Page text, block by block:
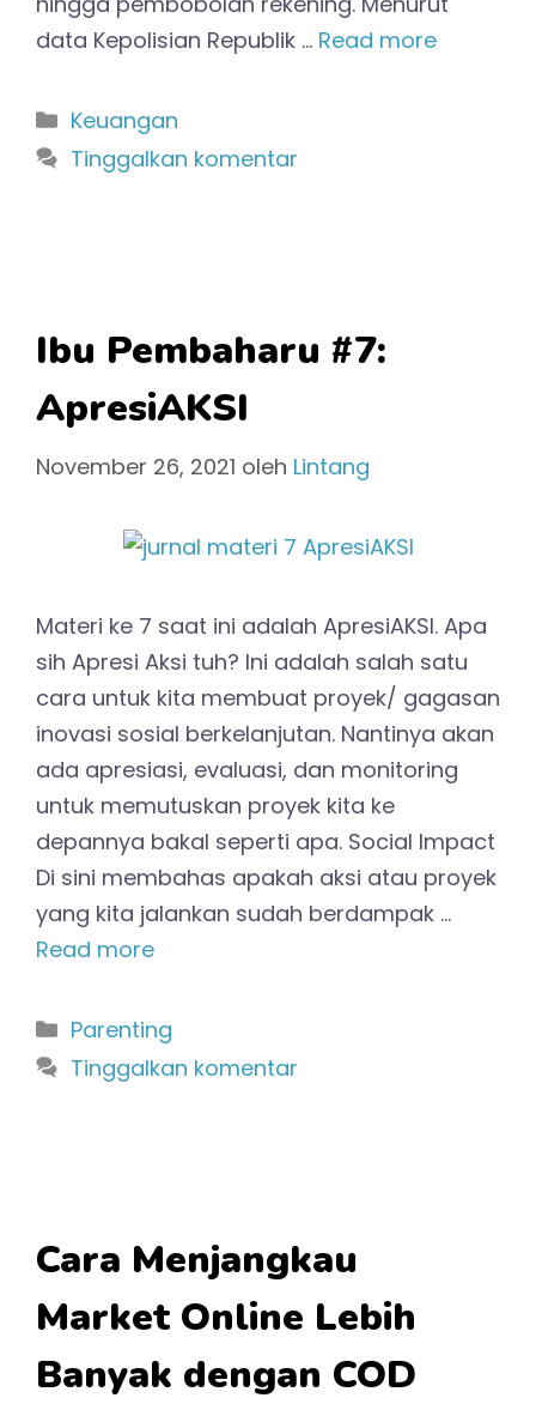
data Kepolisian Republik … Read more
Kategori
Keuangan
Tinggalkan komentar
Ibu Pembaharu #7:
ApresiAKSI
November 26, 2021 oleh Lintang
Materi ke 7 saat ini adalah ApresiAKSI. Apa
sih Apresi Aksi tuh? Ini adalah salah satu
cara untuk kita membuat proyek/ gagasan
inovasi sosial berkelanjutan. Nantinya akan
ada apresiasi, evaluasi, dan monitoring
untuk memutuskan proyek kita ke
depannya bakal seperti apa. Social Impact
Di sini membahas apakah aksi atau proyek
yang kita jalankan sudah berdampak …
Read more
Kategori
Parenting
Tinggalkan komentar
Cara Menjangkau
Market Online Lebih
Banyak dengan COD